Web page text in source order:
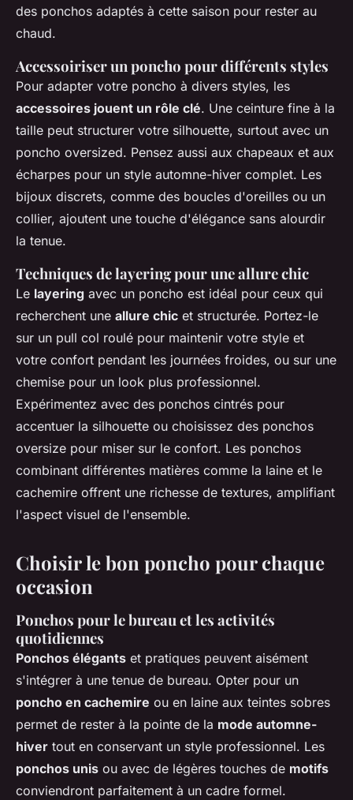
des ponchos adaptés à cette saison pour rester au
chaud.
Accessoiriser un poncho pour différents styles
Pour adapter votre poncho à divers styles, les
accessoires jouent un rôle clé. Une ceinture fine à la
taille peut structurer votre silhouette, surtout avec un
poncho oversized. Pensez aussi aux chapeaux et aux
écharpes pour un style automne-hiver complet. Les
bijoux discrets, comme des boucles d'oreilles ou un
collier, ajoutent une touche d'élégance sans alourdir
la tenue.
Techniques de layering pour une allure chic
Le layering avec un poncho est idéal pour ceux qui
recherchent une allure chic et structurée. Portez-le
sur un pull col roulé pour maintenir votre style et
votre confort pendant les journées froides, ou sur une
chemise pour un look plus professionnel.
Expérimentez avec des ponchos cintrés pour
accentuer la silhouette ou choisissez des ponchos
oversize pour miser sur le confort. Les ponchos
combinant différentes matières comme la laine et le
cachemire offrent une richesse de textures, amplifiant
l'aspect visuel de l'ensemble.
Choisir le bon poncho pour chaque
occasion
Ponchos pour le bureau et les activités
quotidiennes
Ponchos élégants et pratiques peuvent aisément
s'intégrer à une tenue de bureau. Opter pour un
poncho en cachemire ou en laine aux teintes sobres
permet de rester à la pointe de la mode automne-
hiver tout en conservant un style professionnel. Les
ponchos unis ou avec de légères touches de motifs
conviendront parfaitement à un cadre formel.